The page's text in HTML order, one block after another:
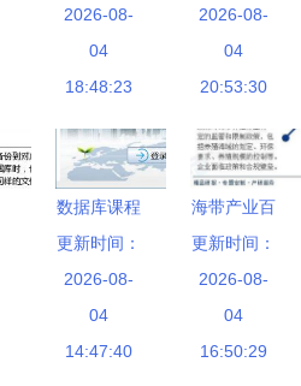
八届系统架
构师大会撼
世来袭
2026-08-
04
18:48:23
关键技术路
线与专业咨
询服务
2026-08-
04
20:53:30
数据库课程
设计 企业
进货销售管
理系统的构
建与优化
更新时间：
2026-08-
04
14:47:40
海带产业百
科 发展环
境深度解析
与未来趋势
预测
更新时间：
2026-08-
04
16:50:29